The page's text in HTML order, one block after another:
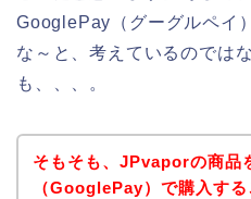
GooglePay（グーグルペイ
な～と、考えているのでは
も、、、。
そもそも、JPvaporの商品
（GooglePay）で購入す